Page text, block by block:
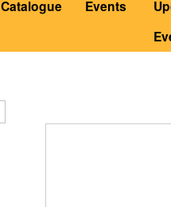
Catalogue Events